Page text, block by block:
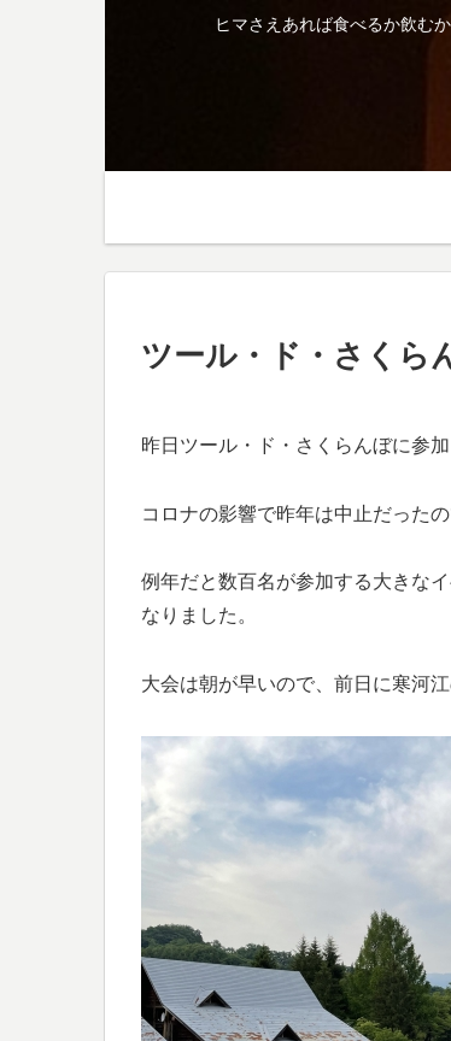
ヒマさえあれば食べるか飲む
ツール・ド・さくら
昨日ツール・ド・さくらんぼに参加
コロナの影響で昨年は中止だった
例年だと数百名が参加する大きな
なりました。
大会は朝が早いので、前日に寒河